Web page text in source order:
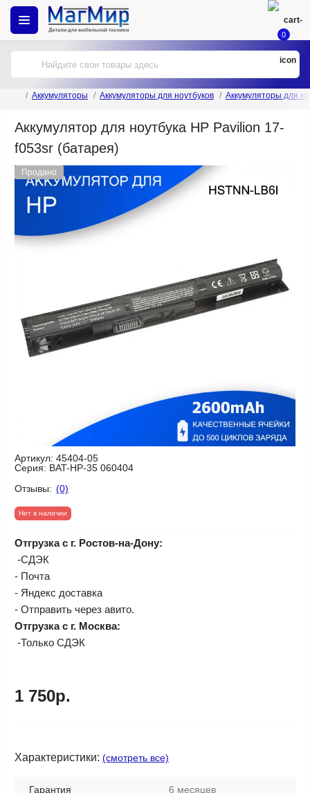
0
Аккумуляторы Аккумуляторы для ноутбуков Аккумуляторы для
Аккумулятор для ноутбука HP Pavilion 17-
f053sr (батарея)
Продано
Артикул: 45404-05
Серия: BAT-HP-35 060404
Отзывы: (0)
Нет в наличии
Отгрузка с г. Ростов-на-Дону:
-СДЭК
- Почта
- Яндекс доставка
- Отправить через авито.
Отгрузка с г. Москва:
-Только СДЭК
1 750р.
Характеристики: (смотреть все)
Гарантия 6 месяцев